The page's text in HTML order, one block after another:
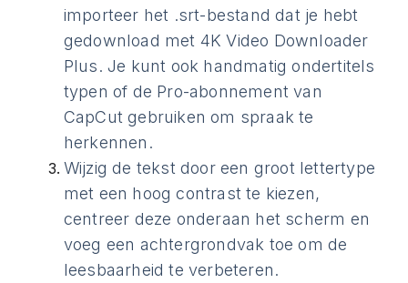
importeer het .srt-bestand dat je hebt
gedownload met 4K Video Downloader
Plus. Je kunt ook handmatig ondertitels
typen of de Pro-abonnement van
CapCut gebruiken om spraak te
herkennen.
Wijzig de tekst door een groot lettertype
met een hoog contrast te kiezen,
centreer deze onderaan het scherm en
voeg een achtergrondvak toe om de
leesbaarheid te verbeteren.